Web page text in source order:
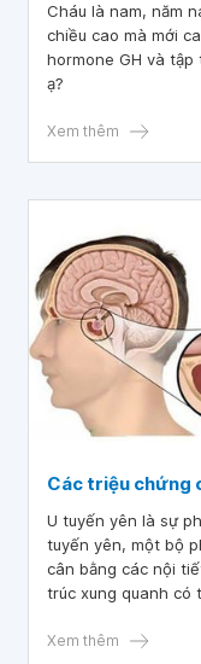
Cháu là nam, năm
chiều cao mà mới
hormone GH và
ạ?
Xem thêm
Các triệu chứng
U tuyến yên là sự
tuyến yên, một bộ
cân bằng các nội
trúc xung quanh có
Xem thêm